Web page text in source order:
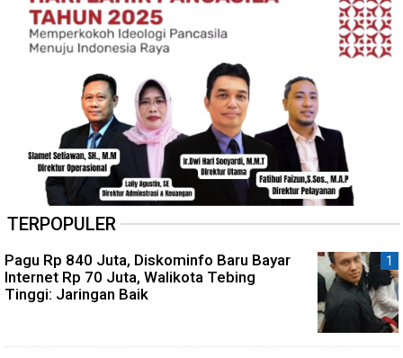
TERPOPULER
Pagu Rp 840 Juta, Diskominfo Baru Bayar
Internet Rp 70 Juta, Walikota Tebing
Tinggi: Jaringan Baik